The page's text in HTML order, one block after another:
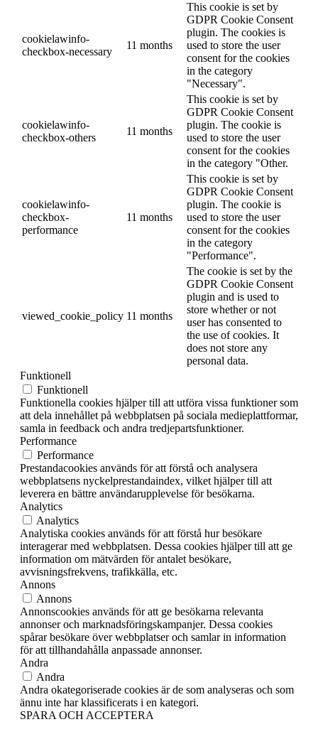
cookielawinfo-
checkbox-necessary
11 months
This cookie is set by
GDPR Cookie Consent
plugin. The cookies is
used to store the user
consent for the cookies
in the category
"Necessary".
cookielawinfo-
checkbox-others
11 months
This cookie is set by
GDPR Cookie Consent
plugin. The cookie is
used to store the user
consent for the cookies
in the category "Other.
cookielawinfo-
checkbox-
performance
11 months
This cookie is set by
GDPR Cookie Consent
plugin. The cookie is
used to store the user
consent for the cookies
in the category
"Performance".
viewed_cookie_policy 11 months
The cookie is set by the
GDPR Cookie Consent
plugin and is used to
store whether or not
user has consented to
the use of cookies. It
does not store any
personal data.
Funktionell
Funktionell
Funktionella cookies hjälper till att utföra vissa funktioner som
att dela innehållet på webbplatsen på sociala medieplattformar,
samla in feedback och andra tredjepartsfunktioner.
Performance
Performance
Prestandacookies används för att förstå och analysera
webbplatsens nyckelprestandaindex, vilket hjälper till att
leverera en bättre användarupplevelse för besökarna.
Analytics
Analytics
Analytiska cookies används för att förstå hur besökare
interagerar med webbplatsen. Dessa cookies hjälper till att ge
information om mätvärden för antalet besökare,
avvisningsfrekvens, trafikkälla, etc.
Annons
Annons
Annonscookies används för att ge besökarna relevanta
annonser och marknadsföringskampanjer. Dessa cookies
spårar besökare över webbplatser och samlar in information
för att tillhandahålla anpassade annonser.
Andra
Andra
Andra okategoriserade cookies är de som analyseras och som
ännu inte har klassificerats i en kategori.
SPARA OCH ACCEPTERA